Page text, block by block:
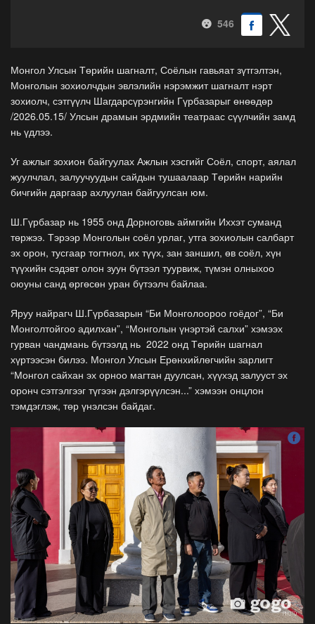
546
Монгол Улсын Төрийн шагналт, Соёлын гавьяат зүтгэлтэн,
Монголын зохиолчдын эвлэлийн нэрэмжит шагналт нэрт
зохиолч, сэтгүүлч Шагдарсүрэнгийн Гүрбазарыг өнөөдөр
/2026.05.15/ Улсын драмын эрдмийн театраас сүүлчийн замд
нь үдлээ.
Уг ажлыг зохион байгуулах Ажлын хэсгийг Соёл, спорт, аялал
жуулчлал, залуучуудын сайдын тушаалаар Төрийн нарийн
бичгийн даргаар ахлуулан байгуулсан юм.
Ш.Гүрбазар нь 1955 онд Дорноговь аймгийн Иххэт суманд
төржээ. Тэрээр Монголын соёл урлаг, утга зохиолын салбарт
эх орон, тусгаар тогтнол, их түүх, зан заншил, өв соёл, хүн
түүхийн сэдэвт олон зуун бүтээл туурвиж, түмэн олныхоо
оюуны санд өргөсөн уран бүтээлч байлаа.
Яруу найрагч Ш.Гүрбазарын “Би Монголоороо гоёдог”, “Би
Монголтойгоо адилхан”, “Монголын үнэртэй салхи” хэмээх
гурван чандмань бүтээлд нь 2022 онд Төрийн шагнал
хүртээсэн билээ. Монгол Улсын Ерөнхийлөгчийн зарлигт
“Монгол сайхан эх орноо магтан дуулсан, хүүхэд залууст эх
оронч сэтгэлгээг түгээн дэлгэрүүлсэн...” хэмээн онцлон
тэмдэглэж, төр үнэлсэн байдаг.